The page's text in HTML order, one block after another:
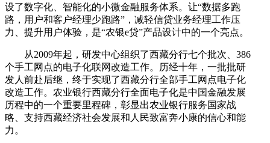
设了数字化、智能化的小微金融服务体系。让“数据多跑
路，用户和客户经理少跑路”，减轻信贷业务经理工作压
力、提升用户体验，是“农银e贷”产品设计中的一个亮点。
从2009年起，研发中心组织了西藏分行七个批次、386
个手工网点的电子化联网改造工作。历经十年，一批批研
发人前赴后继，终于实现了西藏分行全部手工网点电子化
改造工作。农业银行西藏分行全面电子化是中国金融发展
历程中的一个重要里程碑，彰显出农业银行服务国家战
略、支持西藏经济社会发展和人民致富奔小康的信心和能
力。